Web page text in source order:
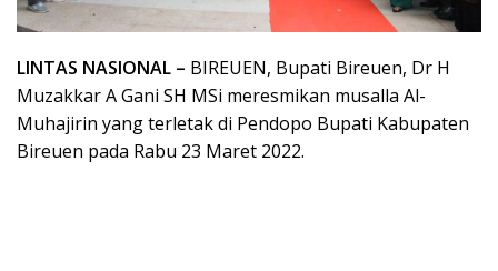
LINTAS NASIONAL – BIREUEN, Bupati Bireuen, Dr H
Muzakkar A Gani SH MSi meresmikan musalla Al-
Muhajirin yang terletak di Pendopo Bupati Kabupaten
Bireuen pada Rabu 23 Maret 2022.